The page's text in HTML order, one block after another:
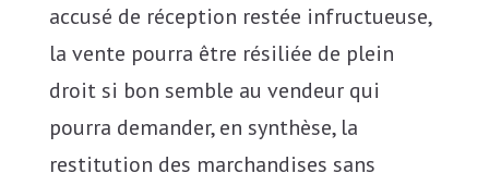
accusé de réception restée infructueuse,
la vente pourra être résiliée de plein
droit si bon semble au vendeur qui
pourra demander, en synthèse, la
restitution des marchandises sans